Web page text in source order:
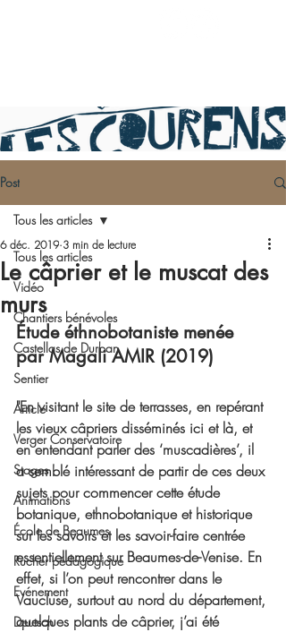
Post
Tous les articles
Vidéo
Chantiers bénévoles
Castellas de Durban
Sentier
Article
Verger Conservatoire
Stages
Animations
École de Beaumes
Rucher pédagogique
Evénement
Deutsch
Tous les articles
Le câprier et le muscat des
murs
6 déc. 2019 3 min de lecture
Étude éthnobotaniste menée
par Magali AMIR (2019)
"En visitant le site de terrasses, en repérant
les vieux câpriers disséminés ici et là, et
en entendant parler des ‘muscadières’, il
a semblé intéressant de partir de ces deux
sujets pour commencer cette étude
botanique, ethnobotanique et historique
sur les savoirs et les savoir-faire centrée
essentiellement sur Beaumes-de-Venise. En
effet, si l’on peut rencontrer dans le
Vaucluse, surtout au nord du département,
quelques plants de câprier, j’ai été